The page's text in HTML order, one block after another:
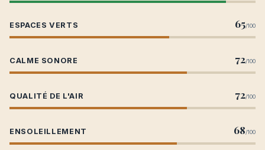
ESPACES VERTS 65/100
CALME SONORE 72/100
QUALITÉ DE L'AIR 72/100
ENSOLEILLEMENT 68/100